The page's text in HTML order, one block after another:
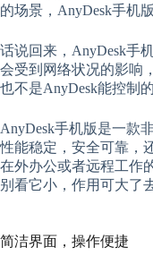
的场景，AnyDesk手机
话说回来，AnyDesk手
会受到网络状况的影响
也不是AnyDesk能控制
AnyDesk手机版是一款
性能稳定，安全可靠，
在外办公或者远程工作
别看它小，作用可大了
简洁界面，操作便捷